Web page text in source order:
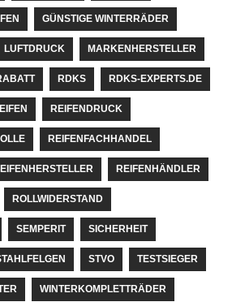
GÜNSTIGE WINTERRÄDER
LUFTDRUCK MARKENHERSTELLER
RDKS RDKS-EXPERTS.DE
REIFENDRUCK
REIFENFACHHANDEL
REIFENHÄNDLER
ROLLWIDERSTAND
SEMPERIT SICHERHEIT
STVO TESTSIEGER
WINTERKOMPLETTRÄDER